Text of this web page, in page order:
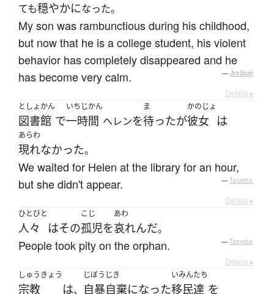
ても穏やかになった。
My son was rambunctious during his childhood,
but now that he is a college student, his violent
behavior has completely disappeared and he
has become very calm.
— Jreibun
Details ▸
としょかん
図書館 で
いちじかん
一時間 ヘレンを
ま
待ったが
かのじょ
彼女 は
あらわ
現れなかった。
We waited for Helen at the library for an hour,
but she didn't appear.
— Tatoeba
Details ▸
ひとびと
人々 はその
こじ
孤児を
あわ
哀れんだ。
People took pity on the orphan. — Tatoeba
Details ▸
しゅうきょう
宗教 は、
じぼうじき
自暴自棄になった
いみん
移民
たち
達 を